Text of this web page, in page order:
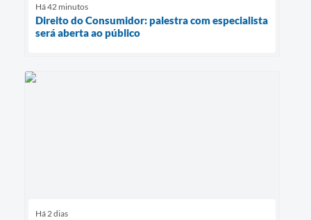
Há 42 minutos
Direito do Consumidor: palestra com especialista
será aberta ao público
Há 2 dias